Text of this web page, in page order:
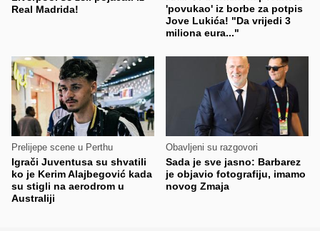
Real Madrida!
'povukao' iz borbe za potpis
Jove Lukića! "Da vrijedi 3
miliona eura..."
Prelijepe scene u Perthu
Igrači Juventusa su shvatili
ko je Kerim Alajbegović kada
su stigli na aerodrom u
Australiji
Obavljeni su razgovori
Sada je sve jasno: Barbarez
je objavio fotografiju, imamo
novog Zmaja